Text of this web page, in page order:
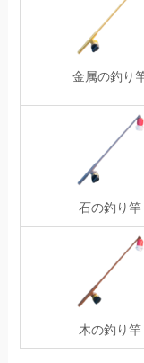
金属の釣り
石の釣り竿
木の釣り竿